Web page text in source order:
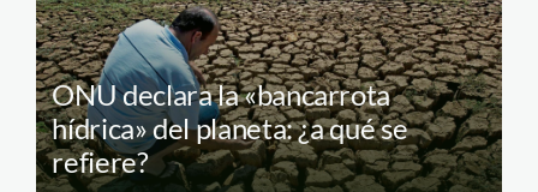
ONU declara la «bancarrota
hídrica» del planeta: ¿a qué se
refiere?